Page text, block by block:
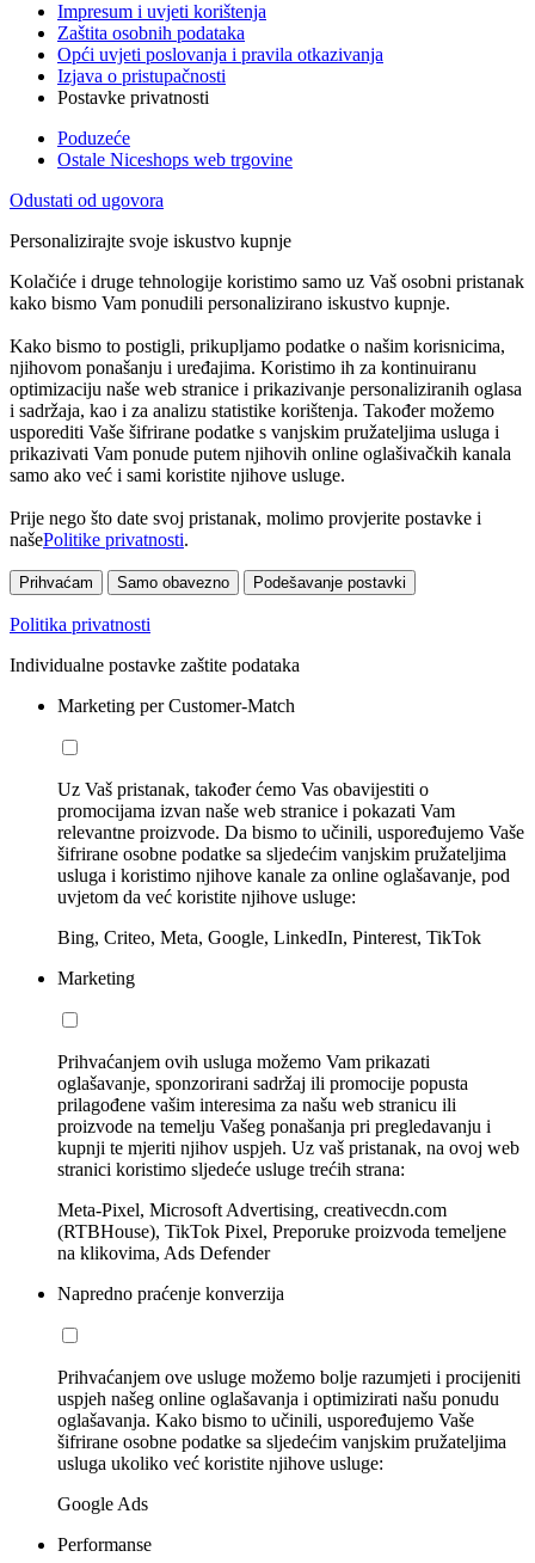
Impresum i uvjeti korištenja
Zaštita osobnih podataka
Opći uvjeti poslovanja i pravila otkazivanja
Izjava o pristupačnosti
Postavke privatnosti
Poduzeće
Ostale Niceshops web trgovine
Odustati od ugovora
Personalizirajte svoje iskustvo kupnje
Kolačiće i druge tehnologije koristimo samo uz Vaš osobni pristanak
kako bismo Vam ponudili personalizirano iskustvo kupnje.
Kako bismo to postigli, prikupljamo podatke o našim korisnicima,
njihovom ponašanju i uređajima. Koristimo ih za kontinuiranu
optimizaciju naše web stranice i prikazivanje personaliziranih oglasa
i sadržaja, kao i za analizu statistike korištenja. Također možemo
usporediti Vaše šifrirane podatke s vanjskim pružateljima usluga i
prikazivati Vam ponude putem njihovih online oglašivačkih kanala
samo ako već i sami koristite njihove usluge.
Prije nego što date svoj pristanak, molimo provjerite postavke i
našePolitike privatnosti.
Prihvaćam Samo obavezno Podešavanje postavki
Politika privatnosti
Individualne postavke zaštite podataka
Marketing per Customer-Match
Uz Vaš pristanak, također ćemo Vas obavijestiti o
promocijama izvan naše web stranice i pokazati Vam
relevantne proizvode. Da bismo to učinili, uspoređujemo Vaše
šifrirane osobne podatke sa sljedećim vanjskim pružateljima
usluga i koristimo njihove kanale za online oglašavanje, pod
uvjetom da već koristite njihove usluge:
Bing, Criteo, Meta, Google, LinkedIn, Pinterest, TikTok
Marketing
Prihvaćanjem ovih usluga možemo Vam prikazati
oglašavanje, sponzorirani sadržaj ili promocije popusta
prilagođene vašim interesima za našu web stranicu ili
proizvode na temelju Vašeg ponašanja pri pregledavanju i
kupnji te mjeriti njihov uspjeh. Uz vaš pristanak, na ovoj web
stranici koristimo sljedeće usluge trećih strana:
Meta-Pixel, Microsoft Advertising, creativecdn.com
(RTBHouse), TikTok Pixel, Preporuke proizvoda temeljene
na klikovima, Ads Defender
Napredno praćenje konverzija
Prihvaćanjem ove usluge možemo bolje razumjeti i procijeniti
uspjeh našeg online oglašavanja i optimizirati našu ponudu
oglašavanja. Kako bismo to učinili, uspoređujemo Vaše
šifrirane osobne podatke sa sljedećim vanjskim pružateljima
usluga ukoliko već koristite njihove usluge:
Google Ads
Performanse